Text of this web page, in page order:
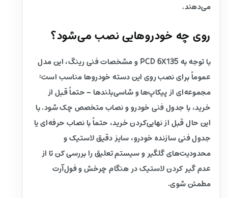
می‌دهند.
روی چه خودروهایی نصب می‌شود؟
با توجه به PCD 6X135 و مشخصات فنی رینگ، این مدل
عموماً برای نصب روی این دسته خودروها مناسب است:
مجموعه‌ای از پیکاپ‌ها و شاسی‌بلندها – حتماً قبل از
خرید، با جدول فنی خودرو و نصاب متخصص چک شود. با
این حال قبل از نهایی‌کردن خرید، حتماً با نصاب حرفه‌ای یا
جدول فنی سازنده خودرو، سایز دقیق لاستیک و
محدودیت‌های گلگیر و سیستم تعلیق را بررسی کن تا از
عدم گیر کردن لاستیک در هنگام چرخش و فول‌آرت
مطمئن شوی.